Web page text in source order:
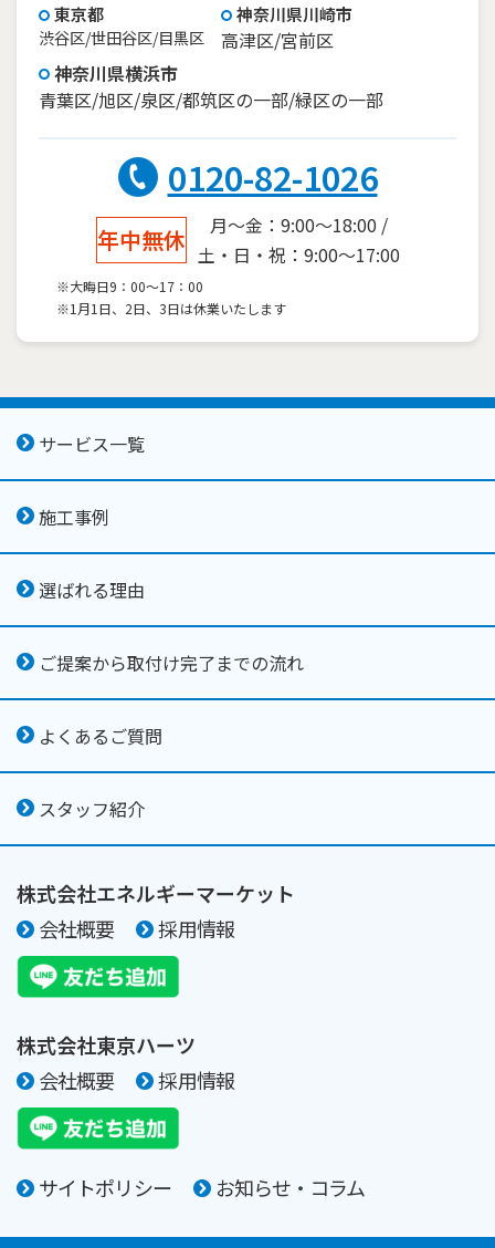
東京都
渋谷区/世田谷区/目黒区
神奈川県川崎市
高津区/宮前区
神奈川県横浜市
青葉区/旭区/泉区/都筑区の一部/緑区の一部
0120-82-1026
年中無休
月～金：9:00～18:00 /
土・日・祝：9:00～17:00
※大晦日9：00～17：00
※1月1日、2日、3日は休業いたします
サービス一覧
施工事例
選ばれる理由
ご提案から取付け完了までの流れ
よくあるご質問
スタッフ紹介
株式会社エネルギーマーケット
会社概要
採用情報
株式会社東京ハーツ
会社概要
採用情報
サイトポリシー お知らせ・コラム